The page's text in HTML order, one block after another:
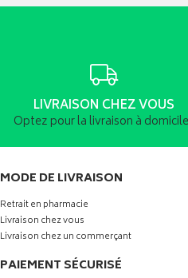
LIVRAISON CHEZ VOUS
Optez pour la livraison à
MODE DE LIVRAISON
Retrait en pharmacie
Livraison chez vous
Livraison chez un commerçant
PAIEMENT SÉCURISÉ